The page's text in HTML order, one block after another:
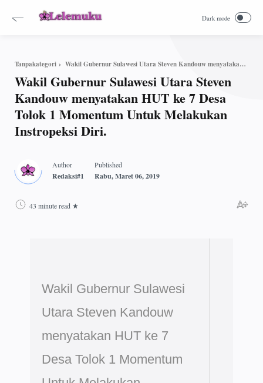
Tanpakategori Wakil Gubernur Sulawesi Utara Steven Kandouw menyatakan HUT ke 7 Desa Tolok 1 Momentum Untuk Melakukan Instropeksi Diri.
Wakil Gubernur Sulawesi Utara Steven
Kandouw menyatakan HUT ke 7 Desa
Tolok 1 Momentum Untuk Melakukan
Instropeksi Diri.
43 minute read
Wakil Gubernur Sulawesi
Utara Steven Kandouw
menyatakan HUT ke 7
Desa Tolok 1 Momentum